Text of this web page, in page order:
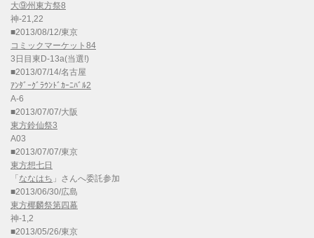
大⑨州東方祭8
神-21,22
■2013/08/12/東京
コミックマーケット84
3日目東D-13a(当選!)
■2013/07/14/名古屋
ｱﾝﾀﾞｰｸﾞﾗｳﾝﾄﾞｶｰﾆﾊﾞﾙ2
A-6
■2013/07/07/大阪
東方鈴仙祭3
A03
■2013/07/07/東京
東方想七日
「 ななはち 」さんへ委託参加
■2013/06/30/広島
東方椰麟祭第四幕
神-1,2
■2013/05/26/東京